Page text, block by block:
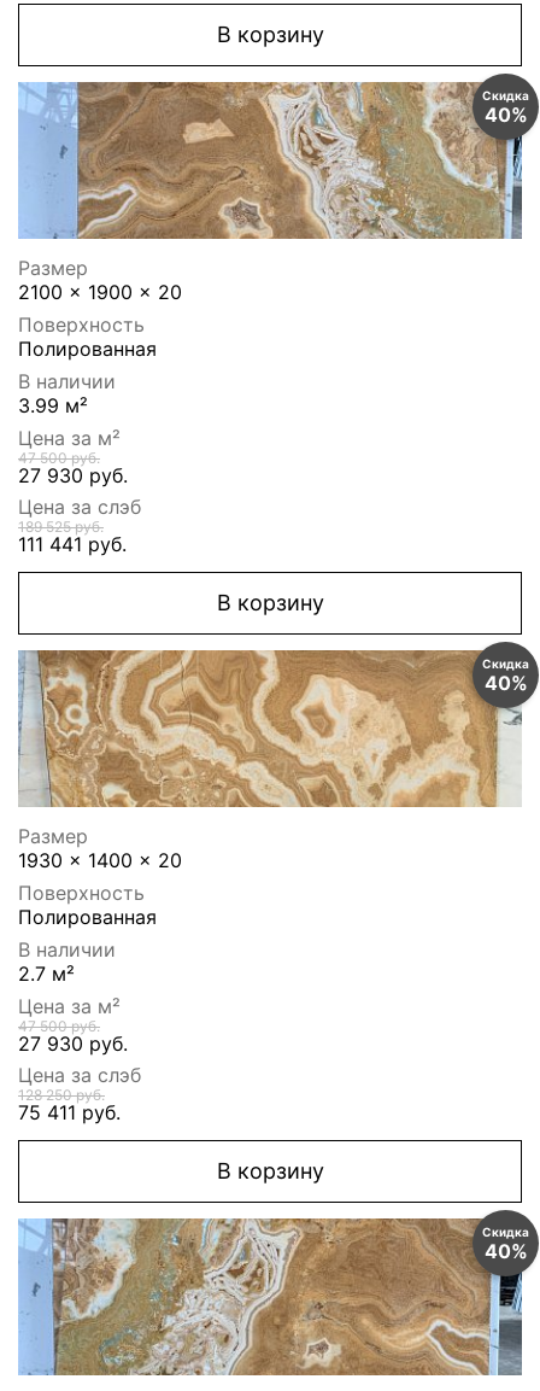
В корзину
Скидка
40%
Размер
2100 x 1900 x 20
Поверхность
Полированная
В наличии
3.99 м²
Цена за м²
47 500 руб.
27 930 руб.
Цена за слэб
189 525 руб.
111 441 руб.
В корзину
Скидка
40%
Размер
1930 x 1400 x 20
Поверхность
Полированная
В наличии
2.7 м²
Цена за м²
47 500 руб.
27 930 руб.
Цена за слэб
128 250 руб.
75 411 руб.
В корзину
Скидка
40%